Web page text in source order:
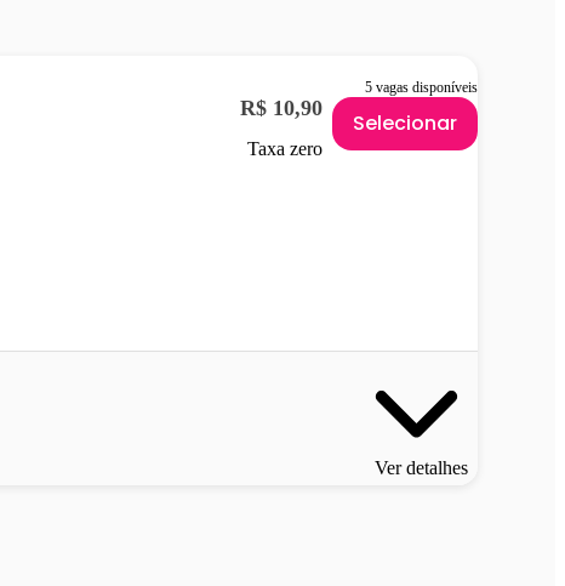
5 vagas disponíveis
R$ 10,90
Taxa zero
Selecionar
Ver detalhes